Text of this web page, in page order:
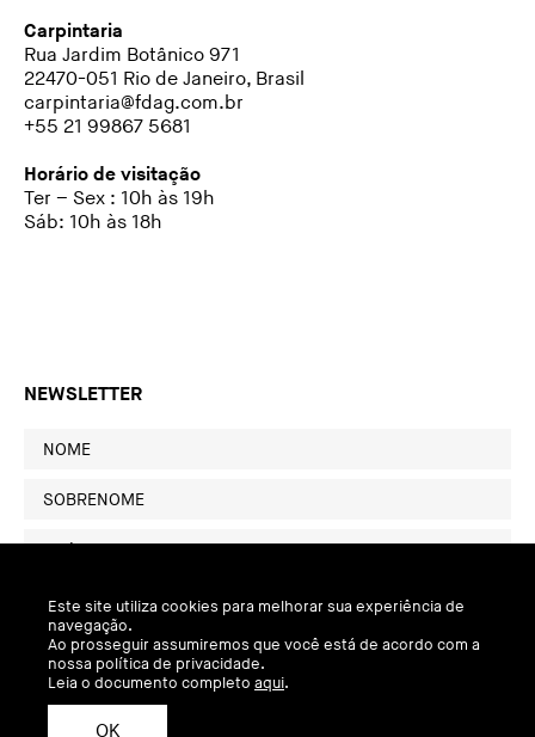
Carpintaria
Rua Jardim Botânico 971
22470-051 Rio de Janeiro, Brasil
carpintaria@fdag.com.br
+55 21 99867 5681
Horário de visitação
Ter – Sex : 10h às 19h
Sáb: 10h às 18h
NEWSLETTER
Este site utiliza cookies para melhorar sua experiência de
navegação.
Ao prosseguir assumiremos que você está de acordo com a
nossa política de privacidade.
Leia o documento completo aqui.
OK